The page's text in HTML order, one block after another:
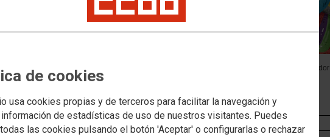
de cookies
usa cookies propias y de terceros para facilitar la navegación y
de estadísticas de uso de nuestros visitantes. Puedes
las cookies pulsando el botón 'Aceptar' o configurarlas o rechazar
Buscador